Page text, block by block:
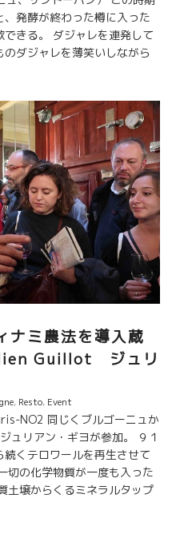
発酵が終わった樽に入った
きる。 ダジャレを連発して
ダジャレを薄笑いしながら
剣に検証試飲を続けるジュ
きいたブルゴーニュが大好
ても試飲したかった。あまり
も驚く。 １６年産も素晴ら
実していた。 色は薄めなの
味のバランスが絶妙な繊細
スが光っている。 ピノのダイ
セラッション。 ジュラ方式
ビッキリ美味しい。 ウー
らしい！！
ナミ農法を導入蔵
ジュリ
, Resto, Event
NO2 同じくブルゴーニュか
リアン・ギヨが参加。 ９１
くテロワールを再生させて
切の化学物質が一度も入った
土壌からくるミネラルタップ
。 ジュリアンは二つの